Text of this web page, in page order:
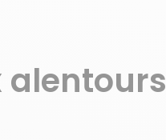
alentours